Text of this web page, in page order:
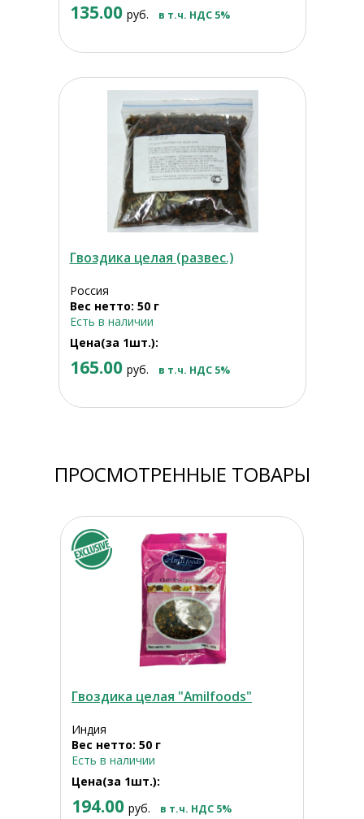
135.00 руб. в т.ч. НДС 5%
Гвоздика целая (развес.)
Россия
Вес нетто: 50 г
Есть в наличии
Цена(за 1шт.):
165.00 руб. в т.ч. НДС 5%
ПРОСМОТРЕННЫЕ ТОВАРЫ
Гвоздика целая "Amilfoods"
Индия
Вес нетто: 50 г
Есть в наличии
Цена(за 1шт.):
194.00 руб. в т.ч. НДС 5%